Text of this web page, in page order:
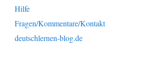
Hilfe
Fragen/Kommentare/Kontakt
deutschlernen-blog.de